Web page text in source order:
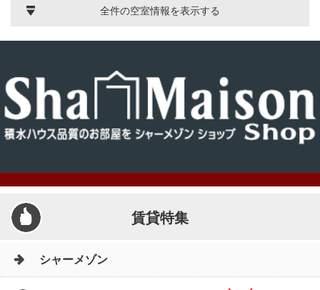
全件の空室情報を表示する
賃貸特集
シャーメゾン